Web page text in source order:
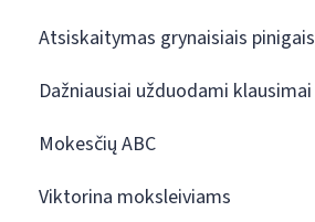
Atsiskaitymas grynaisiais pinigais
Dažniausiai užduodami klausimai
Mokesčių ABC
Viktorina moksleiviams